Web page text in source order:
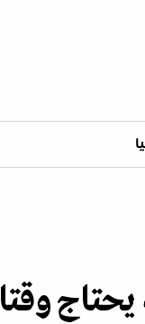
وقتا